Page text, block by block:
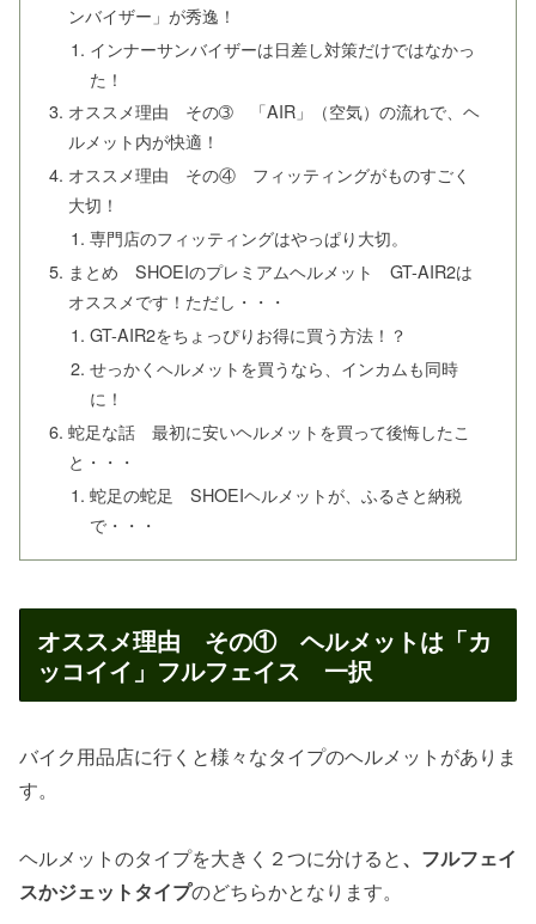
ンバイザー」が秀逸！
インナーサンバイザーは日差し対策だけではなかっ
た！
オススメ理由 その➂ 「AIR」（空気）の流れで、ヘ
ルメット内が快適！
オススメ理由 その④ フィッティングがものすごく
大切！
専門店のフィッティングはやっぱり大切。
まとめ SHOEIのプレミアムヘルメット GT-AIR2は
オススメです！ただし・・・
GT-AIR2をちょっぴりお得に買う方法！？
せっかくヘルメットを買うなら、インカムも同時
に！
蛇足な話 最初に安いヘルメットを買って後悔したこ
と・・・
蛇足の蛇足 SHOEIヘルメットが、ふるさと納税
で・・・
オススメ理由 その① ヘルメットは「カ
ッコイイ」フルフェイス 一択
バイク用品店に行くと様々なタイプのヘルメットがありま
す。
ヘルメットのタイプを大きく２つに分けると、フルフェイ
スかジェットタイプのどちらかとなります。